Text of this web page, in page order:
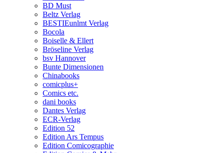
BD Must
Beltz Verlag
BESTIEunlmt Verlag
Bocola
Boiselle & Ellert
Bröseline Verlag
bsv Hannover
Bunte Dimensionen
Chinabooks
comicplus+
Comics etc.
dani books
Dantes Verlag
ECR-Verlag
Edition 52
Edition Ars Tempus
Edition Comicographie